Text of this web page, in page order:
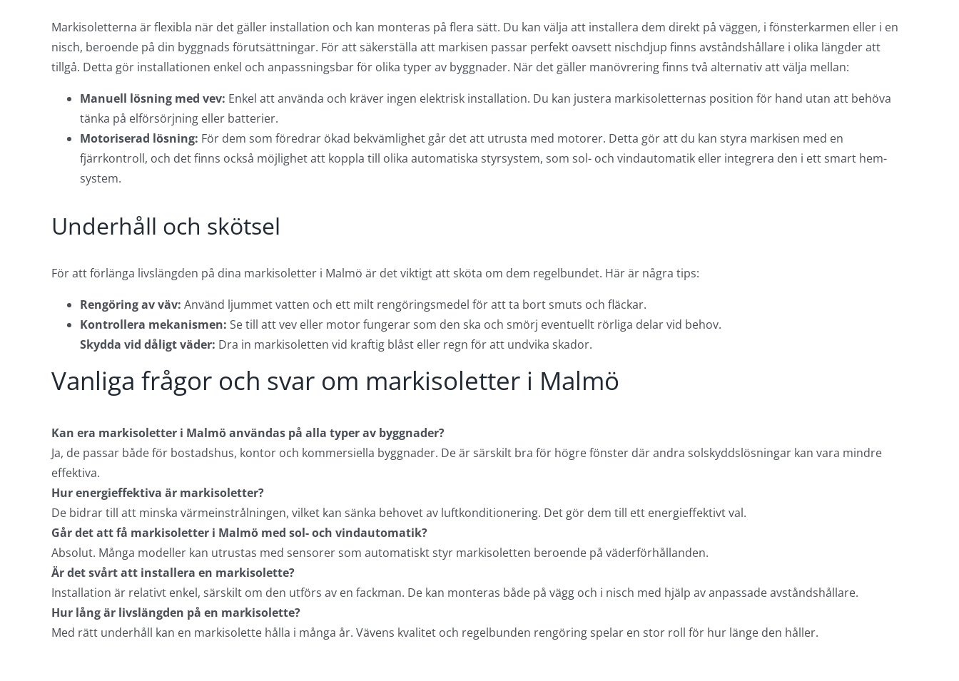
Markisoletterna är flexibla när det gäller installation och kan monteras på flera sätt. Du kan välja att installera dem direkt på väggen, i fönsterkarmen eller i en
nisch, beroende på din byggnads förutsättningar. För att säkerställa att markisen passar perfekt oavsett nischdjup finns avståndshållare i olika längder att
tillgå. Detta gör installationen enkel och anpassningsbar för olika typer av byggnader. När det gäller manövrering finns två alternativ att välja mellan:
Manuell lösning med vev: Enkel att använda och kräver ingen elektrisk installation. Du kan justera markisoletternas position för hand utan att behöva
tänka på elförsörjning eller batterier.
Motoriserad lösning: För dem som föredrar ökad bekvämlighet går det att utrusta med motorer. Detta gör att du kan styra markisen med en
fjärrkontroll, och det finns också möjlighet att koppla till olika automatiska styrsystem, som sol- och vindautomatik eller integrera den i ett smart hem-
system.
Underhåll och skötsel
För att förlänga livslängden på dina markisoletter i Malmö är det viktigt att sköta om dem regelbundet. Här är några tips:
Rengöring av väv: Använd ljummet vatten och ett milt rengöringsmedel för att ta bort smuts och fläckar.
Kontrollera mekanismen: Se till att vev eller motor fungerar som den ska och smörj eventuellt rörliga delar vid behov.
Skydda vid dåligt väder: Dra in markisoletten vid kraftig blåst eller regn för att undvika skador.
Vanliga frågor och svar om markisoletter i Malmö
Kan era markisoletter i Malmö användas på alla typer av byggnader?
Ja, de passar både för bostadshus, kontor och kommersiella byggnader. De är särskilt bra för högre fönster där andra solskyddslösningar kan vara mindre
effektiva.
Hur energieffektiva är markisoletter?
De bidrar till att minska värmeinstrålningen, vilket kan sänka behovet av luftkonditionering. Det gör dem till ett energieffektivt val.
Går det att få markisoletter i Malmö med sol- och vindautomatik?
Absolut. Många modeller kan utrustas med sensorer som automatiskt styr markisoletten beroende på väderförhållanden.
Är det svårt att installera en markisolette?
Installation är relativt enkel, särskilt om den utförs av en fackman. De kan monteras både på vägg och i nisch med hjälp av anpassade avståndshållare.
Hur lång är livslängden på en markisolette?
Med rätt underhåll kan en markisolette hålla i många år. Vävens kvalitet och regelbunden rengöring spelar en stor roll för hur länge den håller.